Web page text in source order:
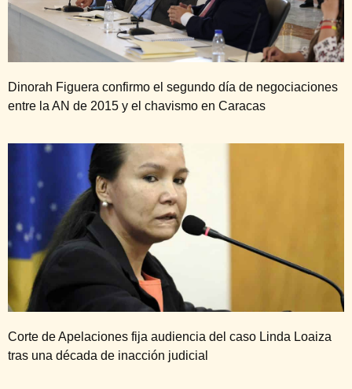
Dinorah Figuera confirmo el segundo día de negociaciones
entre la AN de 2015 y el chavismo en Caracas
Corte de Apelaciones fija audiencia del caso Linda Loaiza
tras una década de inacción judicial